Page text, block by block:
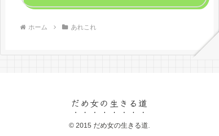
ホーム あれこれ
だめ女の生きる道
© 2015 だめ女の生きる道.